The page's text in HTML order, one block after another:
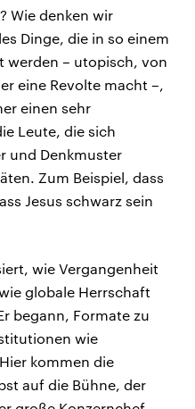
Wie denken wir
Dinge, die in so einem
werden – utopisch, von
eine Revolte macht –,
einen sehr
Leute, die sich
und Denkmuster
Zum Beispiel, dass
Jesus schwarz sein
wie Vergangenheit
globale Herrschaft
begann, Formate zu
wie
kommen die
auf die Bühne, der